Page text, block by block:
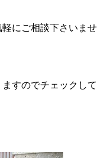
にご相談下さいませ
すのでチェックして